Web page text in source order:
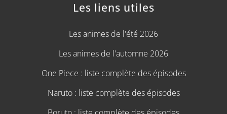
Les liens utiles
Les animes de l'été 2026
Les animes de l'automne 2026
One Piece : liste complète des épisodes
Naruto : liste complète des épisodes